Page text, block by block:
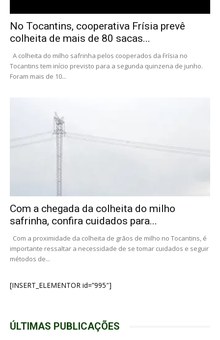
No Tocantins, cooperativa Frísia prevê
colheita de mais de 80 sacas...
A colheita do milho safrinha pelos cooperados da Frísia no
Tocantins tem início previsto para a segunda quinzena de junho.
Foram mais de 10...
Com a chegada da colheita do milho
safrinha, confira cuidados para...
Com a proximidade da colheita de grãos de milho no Tocantins, é
importante ressaltar a necessidade de se tomar cuidados e seguir
métodos de...
[INSERT_ELEMENTOR id=”995″]
ÚLTIMAS PUBLICAÇÕES